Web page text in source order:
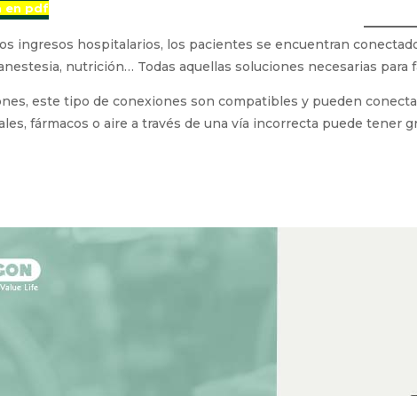
en pdf
ingresos hospitalarios, los pacientes se encuentran
nutrición… Todas aquellas soluciones necesarias para
este tipo de conexiones son compatibles y pueden
fármacos o aire a través de una vía incorrecta puede tener